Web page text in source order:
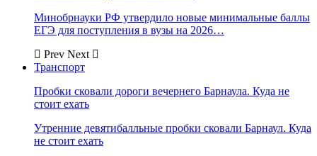
Минобрнауки РФ утвердило новые минимальные баллы
ЕГЭ для поступления в вузы на 2026…
Prev Next
Транспорт
Пробки сковали дороги вечернего Барнаула. Куда не
стоит ехать
Утренние девятибалльные пробки сковали Барнаул. Куда
не стоит ехать